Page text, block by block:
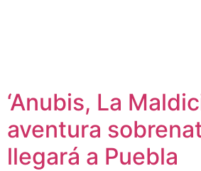
‘Anubis, La
aventura
llegará a Puebla